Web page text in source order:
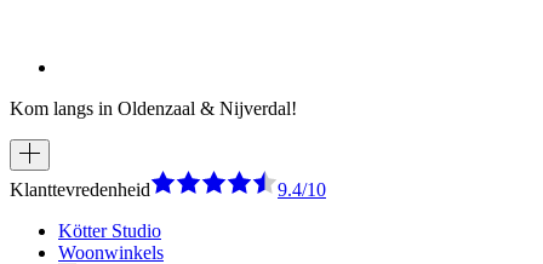
Kom langs in Oldenzaal & Nijverdal!
Klanttevredenheid
9.4/10
Kötter Studio
Woonwinkels